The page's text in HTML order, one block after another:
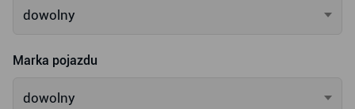
dowolny
Marka pojazdu
dowolny